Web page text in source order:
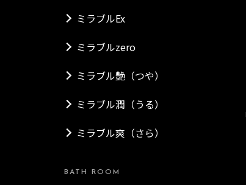
ミラブルEx
ミラブルzero
ミラブル艶（つや）
ミラブル潤（うる）
ミラブル爽（さら）
BATH ROOM